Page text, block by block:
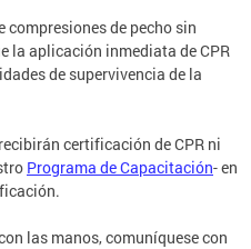
compresiones de pecho sin
la aplicación inmediata de CPR
de supervivencia de la
certificación de CPR ni
Programa de Capacitación- en
las manos, comuníquese con